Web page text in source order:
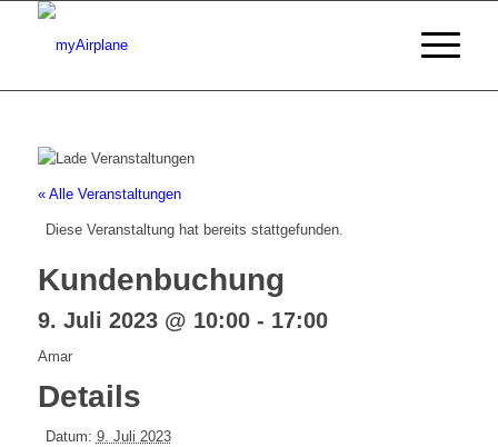
« Alle Veranstaltungen
Diese Veranstaltung hat bereits stattgefunden.
Kundenbuchung
9. Juli 2023 @ 10:00- 17:00
Amar
Details
Datum: 9. Juli 2023